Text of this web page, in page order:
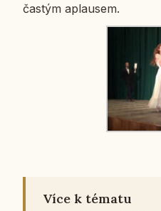
častým aplau­sem.
Více k tématu